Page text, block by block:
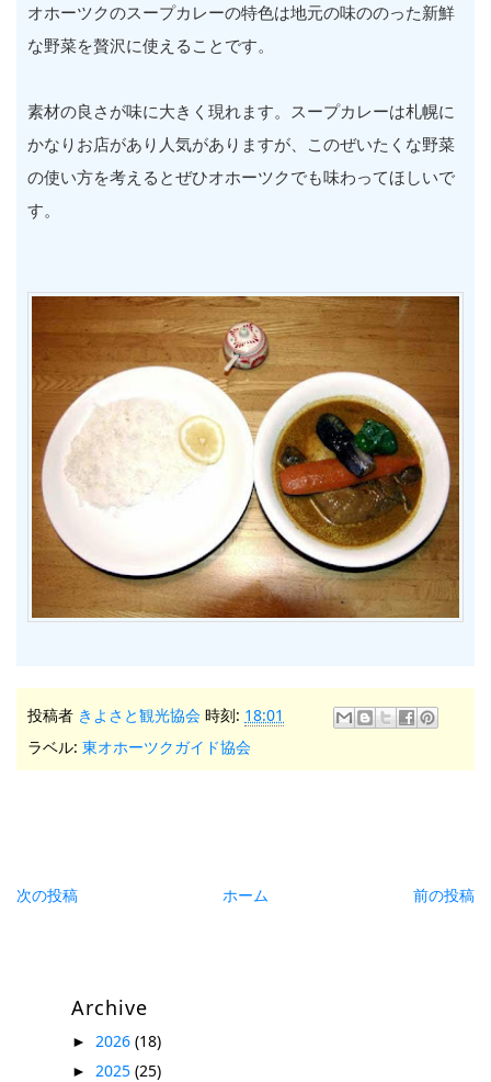
オホーツクのスープカレーの特色は地元の味ののった新鮮
な野菜を贅沢に使えることです。
素材の良さが味に大きく現れます。スープカレーは札幌に
かなりお店があり人気がありますが、このぜいたくな野菜
の使い方を考えるとぜひオホーツクでも味わってほしいで
す。
投稿者 きよさと観光協会 時刻: 18:01
ラベル: 東オホーツクガイド協会
次の投稿 前の投稿
ホーム
Archive
► 2026 (18)
► 2025 (25)